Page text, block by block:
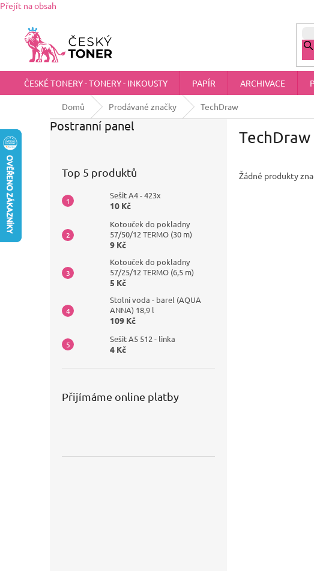
Přejít na obsah
chci@ceskytoner.cz
ČESKÉ TONERY - TONERY - INKOUSTY PAPÍR ARCHIVACE
Domů Prodávané značky TechDraw
Postranní panel
Top 5 produktů
Sešit A4 - 423x
10 Kč
Kotouček do pokladny
57/50/12 TERMO (30 m)
9 Kč
Kotouček do pokladny
57/25/12 TERMO (6,5 m)
5 Kč
Stolní voda - barel (AQUA
ANNA) 18,9 l
109 Kč
Sešit A5 512 - linka
4 Kč
Přijímáme online platby
TechDraw
Žádné produkty